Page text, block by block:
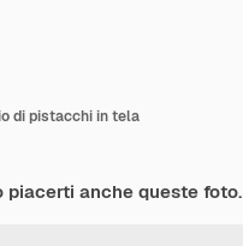
di pistacchi in tela
piacerti anche queste foto.